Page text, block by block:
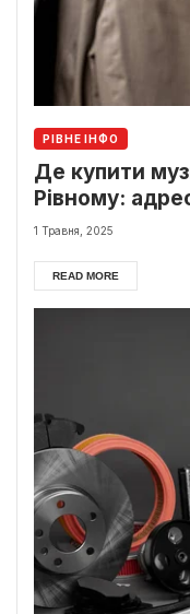
РІВНЕ ІНФО
Де купити
Рівному:
1 Травня, 2025
READ MORE